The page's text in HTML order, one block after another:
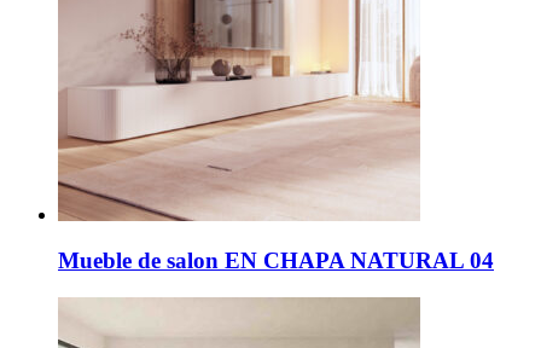
Mueble de salon EN CHAPA NATURAL 04